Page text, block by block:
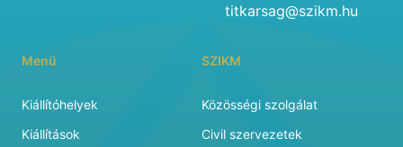
titkarsag@szikm.hu
Menü
Kiállítóhelyek
Kiállítások
SZIKM
Közösségi szolgálat
Civil szervezetek